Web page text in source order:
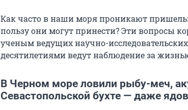
Как часто в наши моря проникают
пользу они могут принести? Эти вопросы
ученым ведущих научно-
десятилетиями ведут наблюдение за
В Черном море ловили рыбу-меч,
Севастопольской бухте — даже